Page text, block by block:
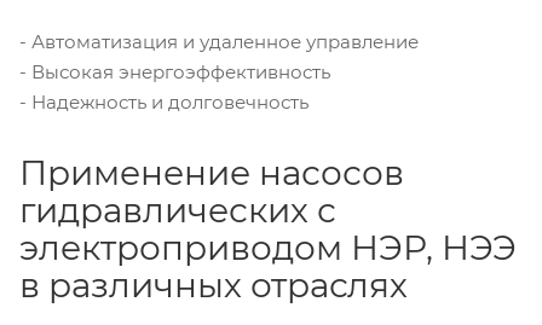
- Автоматизация и удаленное управление
- Высокая энергоэффективность
- Надежность и долговечность
Применение насосов
гидравлических с
электроприводом НЭР, НЭЭ
в различных отраслях